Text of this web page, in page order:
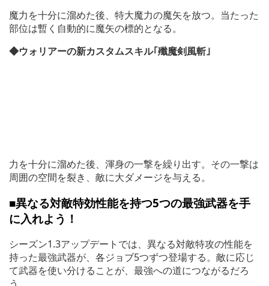
魔力を十分に溜めた後、特大魔力の魔矢を放つ。当たった
部位は暫く自動的に魔矢の標的となる。
◆ウォリアーの新カスタムスキル｢殲魔剣風斬｣
力を十分に溜めた後、渾身の一撃を繰り出す。その一撃は
周囲の空間を裂き、敵に大ダメージを与える。
■異なる対敵特効性能を持つ5つの最強武器を手
に入れよう！
シーズン1.3アップデートでは、異なる対敵特攻の性能を
持った最強武器が、各ジョブ5つずつ登場する。敵に応じ
て武器を使い分けることが、最強への道につながるだろ